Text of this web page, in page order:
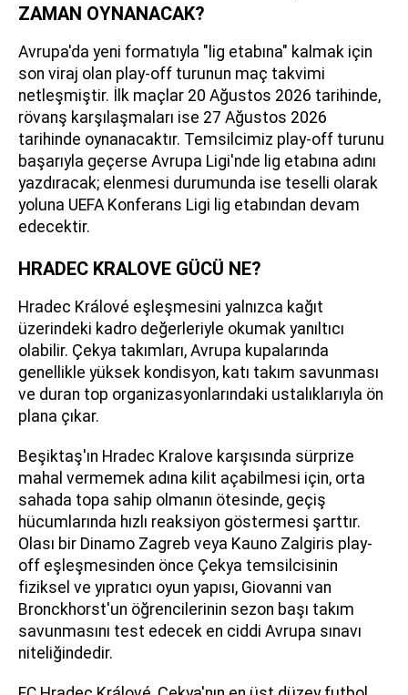
ZAMAN OYNANACAK?
Avrupa'da yeni formatıyla "lig etabına" kalmak için
son viraj olan play-off turunun maç takvimi
netleşmiştir. İlk maçlar 20 Ağustos 2026 tarihinde,
rövanş karşılaşmaları ise 27 Ağustos 2026
tarihinde oynanacaktır. Temsilcimiz play-off turunu
başarıyla geçerse Avrupa Ligi'nde lig etabına adını
yazdıracak; elenmesi durumunda ise teselli olarak
yoluna UEFA Konferans Ligi lig etabından devam
edecektir.
HRADEC KRALOVE GÜCÜ NE?
Hradec Králové eşleşmesini yalnızca kağıt
üzerindeki kadro değerleriyle okumak yanıltıcı
olabilir. Çekya takımları, Avrupa kupalarında
genellikle yüksek kondisyon, katı takım savunması
ve duran top organizasyonlarındaki ustalıklarıyla ön
plana çıkar.
Beşiktaş'ın Hradec Kralove karşısında sürprize
mahal vermemek adına kilit açabilmesi için, orta
sahada topa sahip olmanın ötesinde, geçiş
hücumlarında hızlı reaksiyon göstermesi şarttır.
Olası bir Dinamo Zagreb veya Kauno Zalgiris play-
off eşleşmesinden önce Çekya temsilcisinin
fiziksel ve yıpratıcı oyun yapısı, Giovanni van
Bronckhorst'un öğrencilerinin sezon başı takım
savunmasını test edecek en ciddi Avrupa sınavı
niteliğindedir.